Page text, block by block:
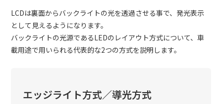
LCDは裏面からバックライトの光を透過させる事で、発光表示
として見えるようになります。
バックライトの光源であるLEDのレイアウト方式について、車
載用途で用いられる代表的な2つの方式を説明します。
エッジライト方式／導光方式